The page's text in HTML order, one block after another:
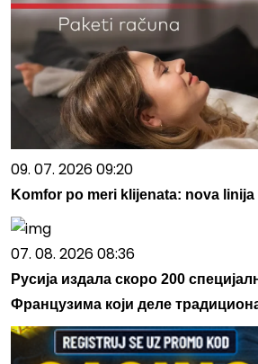
09. 07. 2026 09:20
Komfor po meri klijenata: nova linija
07. 08. 2026 08:36
Русија издала скоро 200
Французима који деле